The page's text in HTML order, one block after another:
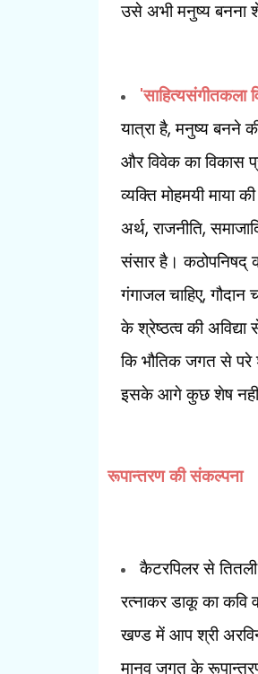
उसे अभी मनुष्य बनना
'साहित्यसंगीतकला
यात्रा है,मनुष्य बनने
और विवेक का विकास
व्यक्ति मोहमयी माया
अर्थ,राजनीति,
संसार है। कठोपनिषद्
गंगाजल चाहिए,गौदान
के श्रेष्ठत्व की अविद्या
कि भौतिक जगत से परे
इसके आगे कुछ शेष नहीं
रूपान्तरण की संकल्पना
कैटरपिलर से
रत्नाकर डाकू का कवि
खण्ड में आप श्री
मानव जगत के